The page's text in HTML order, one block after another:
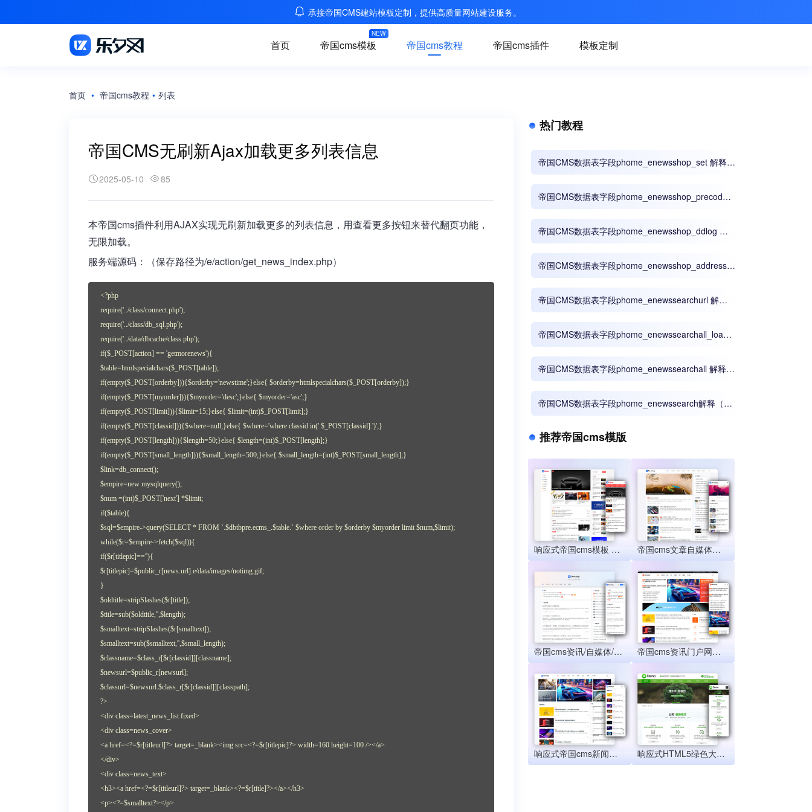
承接帝国CMS建站模板定制，提供高质量网站建设服务。
首页 帝国cms模板
NEW
帝国cms教程 帝国cms插件 模板定制
首页 • 帝国cms教程 • 列表
帝国CMS无刷新Ajax加载更多列表信息
2025-05-10 85
本帝国cms插件利用AJAX实现无刷新加载更多的列表信息，用查看更多按钮来替代翻页功能，
无限加载。
服务端源码：（保存路径为/e/action/get_news_index.php）
<?php
require('../class/connect.php');
require('../class/db_sql.php');
require('../data/dbcache/class.php');
if($_POST[action] == 'getmorenews'){
$table=htmlspecialchars($_POST[table]);
if(empty($_POST[orderby])){$orderby='newstime';}else{ $orderby=htmlspecialchars($_POST[orderby]);}
if(empty($_POST[myorder])){$myorder='desc';}else{ $myorder='asc';}
if(empty($_POST[limit])){$limit=15;}else{ $limit=(int)$_POST[limit];}
if(empty($_POST[classid])){$where=null;}else{ $where='where classid in('.$_POST[classid].')';}
if(empty($_POST[length])){$length=50;}else{ $length=(int)$_POST[length];}
if(empty($_POST[small_length])){$small_length=500;}else{ $small_length=(int)$_POST[small_length];}
$link=db_connect();
$empire=new mysqlquery();
$num =(int)$_POST['next'] *$limit;
if($table){
$sql=$empire->query(SELECT * FROM `.$dbtbpre.ecms_.$table.` $where order by $orderby $myorder limit $num,$limit);
while($r=$empire->fetch($sql)){
if($r[titlepic]==''){
$r[titlepic]=$public_r[news.url].e/data/images/notimg.gif;
}
$oldtitle=stripSlashes($r[title]);
$title=sub($oldtitle,'',$length);
$smalltext=stripSlashes($r[smalltext]);
$smalltext=sub($smalltext,'',$small_length);
$classname=$class_r[$r[classid]][classname];
$newsurl=$public_r[newsurl];
$classurl=$newsurl.$class_r[$r[classid]][classpath];
?>
<div class=latest_news_list fixed>
<div class=news_cover>
<a href=<?=$r[titleurl]?> target=_blank><img src=<?=$r[titlepic]?> width=160 height=100 /></a>
</div>
<div class=news_text>
<h3><a href=<?=$r[titleurl]?> target=_blank><?=$r[title]?></a></h3>
<p><?=$smalltext?></p>
热门教程
帝国CMS数据表字段phome_enewsshop_set 解释
帝国CMS数据表字段phome_enewsshop_precode
帝国CMS数据表字段phome_enewsshop_ddlog 解
帝国CMS数据表字段phome_enewsshop_address
帝国CMS数据表字段phome_enewssearchurl 解释
帝国CMS数据表字段phome_enewssearchall_load
帝国CMS数据表字段phome_enewssearchall 解释
帝国CMS数据表字段phome_enewssearch解释（普
推荐帝国cms模版
响应式帝国cms模板 博客新闻自媒体左侧导航网站模板(自适应手机端) 帝国cms文章自媒体新闻博客模板 电脑+手机端 双端可生成html
帝国cms资讯/自媒体/博客 简洁大气模版源码 响应式移动端 帝国cms资讯门户网站模板 响应式新闻资讯帝国cms网站源码
响应式帝国cms新闻资讯html5模版 自媒体博客文章帝国cms模板源码 响应式HTML5绿色大气环保机电帝国cms模板 风机机械设备企业营销型